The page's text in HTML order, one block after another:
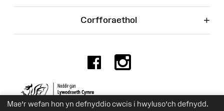
Mae’r wefan hon yn defnyddio cwcis i hwyluso’ch defnydd.
Corfforaethol +
Facebook
Rhif Elusen 525774